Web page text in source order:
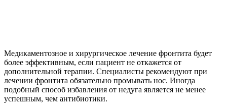
Медикаментозное и хирургическое лечение фронтита будет
более эффективным, если пациент не откажется от
дополнительной терапии. Специалисты рекомендуют при
лечении фронтита обязательно промывать нос. Иногда
подобный способ избавления от недуга является не менее
успешным, чем антибиотики.